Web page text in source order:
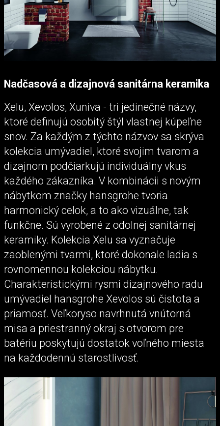
Nadčasová a dizajnová sanitárna keramika
Xelu, Xevolos, Xuniva - tri jedinečné názvy,
ktoré definujú osobitý štýl vlastnej kúpeľne
snov. Za každým z týchto názvov sa skrýva
kolekcia umývadiel, ktoré svojim tvarom a
dizajnom podčiarkujú individuálny vkus
každého zákazníka. V kombinácii s novým
nábytkom značky hansgrohe tvoria
harmonický celok, a to ako vizuálne, tak
funkčne. Sú vyrobené z odolnej sanitárnej
keramiky. Kolekcia Xelu sa vyznačuje
zaoblenými tvarmi, ktoré dokonale ladia s
rovnomennou kolekciou nábytku.
Charakteristickými rysmi dizajnového radu
umývadiel hansgrohe Xevolos sú čistota a
priamosť. Veľkoryso navrhnutá vnútorná
misa a priestranný okraj s otvorom pre
batériu poskytujú dostatok voľného miesta
na každodennú starostlivosť.